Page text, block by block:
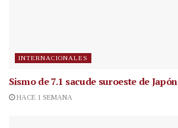
INTERNACIONALES
Sismo de 7.1 sacude suroeste de Japón
HACE 1 SEMANA